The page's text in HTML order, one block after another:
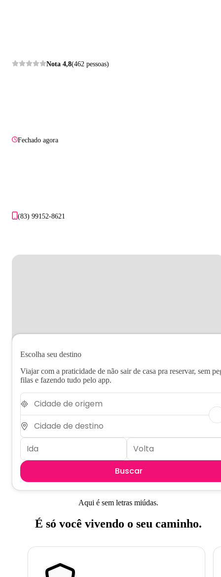
Nota 4,8(462 pessoas)
Fechado agora
(83) 99152-8621
Escolha seu destino
Viajar com a praticidade de não sair de casa pra reservar, sem
filas e fazendo tudo pelo app.
Buscar
Aqui é sem letras miúdas.
É só você vivendo o seu caminho.